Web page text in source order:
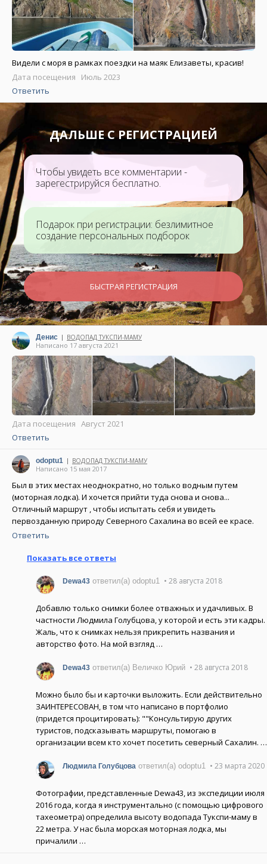
Видели с моря в рамках поездки на маяк Елизаветы, красив!
Дата посещения Июль 2023
Ответить
ДАЛЬШЕ С РЕГИСТРАЦИЕЙ
Чтобы увидеть все комментарии -
зарегестрируйся бесплатно.
Подарок при регистрации: безлимитное
создание персональных подборок
БЫСТРАЯ РЕГИСТРАЦИЯ
Денис | ВОДОПАД ТУКСПИ-МАМУ
Написано 17 августа 2021
Дата посещения Август 2021
Ответить
odoptu1 | ВОДОПАД ТУКСПИ-МАМУ
Написано 15 мая 2017
Был в этих местах неоднократно, но только водным путем
(моторная лодка). И хочется прийти туда снова и снова...
Отличный маршрут , чтобы испытать себя и увидеть
первозданную природу Северного Сахалина во всей ее красе.
Ответить
Показать все ответы
Dewa43 ответил(а) odoptu1 • 28 августа 2018
Добавлю только снимки более отважных и удачливых. В
частности Людмила Голубцова, у которой и есть эти кадры.
Жаль, что к снимках нельзя прикрепить названия и
авторство фото. На мой взгляд …
Dewa43 ответил(а) Величко Юрий • 28 августа 2018
Можно было бы и карточки выложить. Если действительно
ЗАИНТЕРЕСОВАН, в том что написано в портфолио
(придется процитировать): ""Консультирую других
туристов, подсказывать маршруты, помогаю в
организации всем кто хочет посетить северный Сахалин. …
Людмила Голубцова ответил(а) odoptu1 • 23 марта 2020
Фотографии, представленные Dewa43, из экспедиции июля
2016 года, когда я инструментально (с помощью цифрового
тахеометра) определила высоту водопада Тукспи-маму в
22 метра. У нас была морская моторная лодка, мы
причалили …